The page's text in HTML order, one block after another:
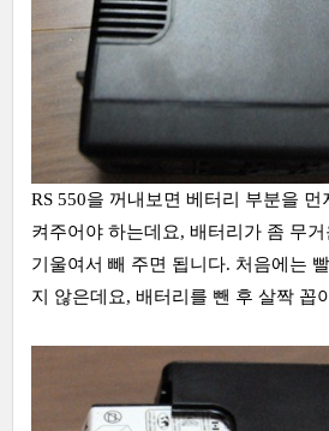
RS 550을 꺼내보면 베터리 부분을 먼
켜주어야 하는데요, 배터리가 좀 무
기울여서 빼 주면 됩니다. 처음에는
지 않은데요, 배터리를 뺀 후 살짝 꼽